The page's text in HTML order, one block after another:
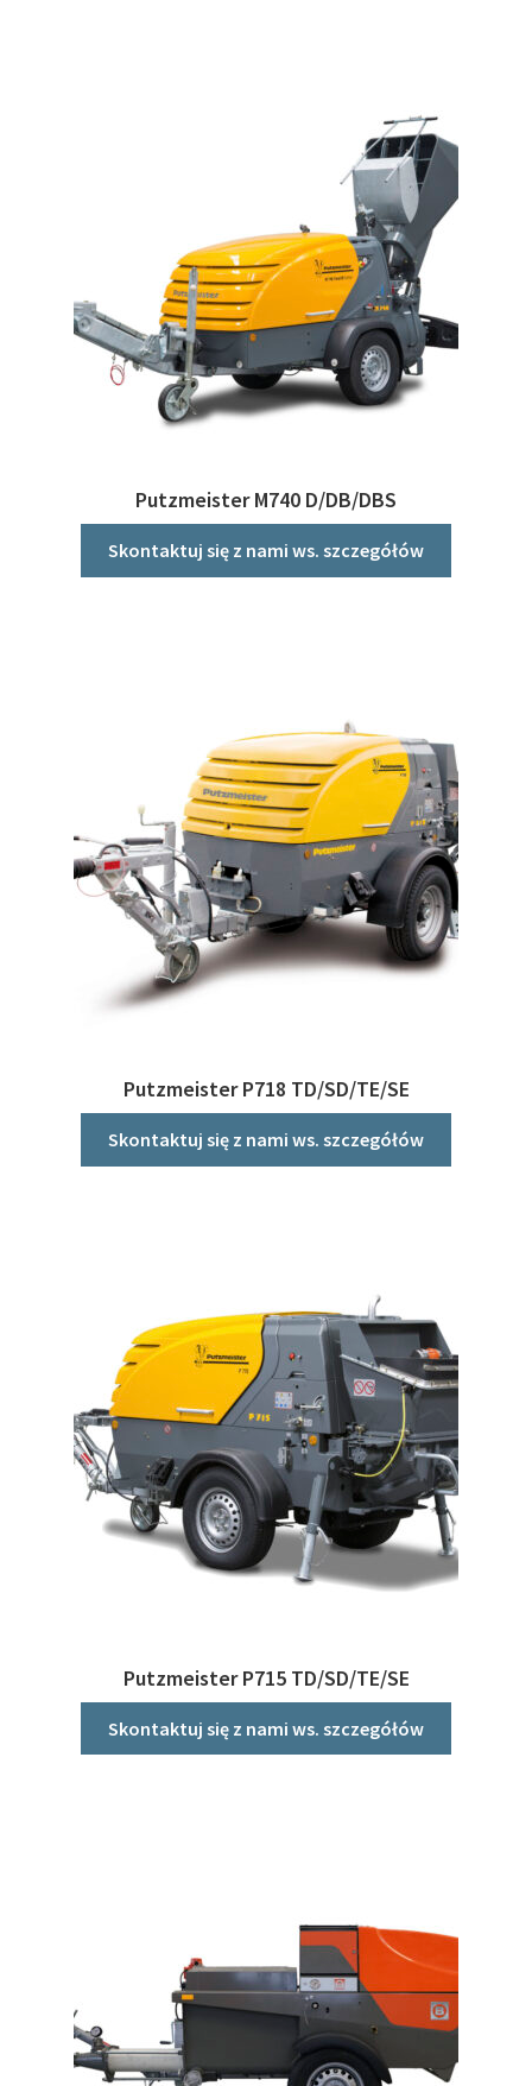
Putzmeister M740 D/DB/DBS
Skontaktuj się z nami ws. szczegółów
Putzmeister P718 TD/SD/TE/SE
Skontaktuj się z nami ws. szczegółów
Putzmeister P715 TD/SD/TE/SE
Skontaktuj się z nami ws. szczegółów